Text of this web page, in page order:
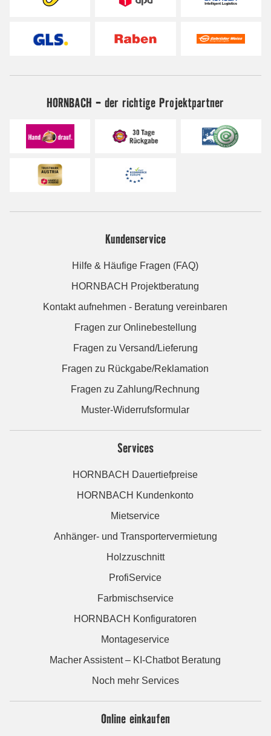
HORNBACH - der richtige Projektpartner
Kundenservice
Hilfe & Häufige Fragen (FAQ)
HORNBACH Projektberatung
Kontakt aufnehmen - Beratung vereinbaren
Fragen zur Onlinebestellung
Fragen zu Versand/Lieferung
Fragen zu Rückgabe/Reklamation
Fragen zu Zahlung/Rechnung
Muster-Widerrufsformular
Services
HORNBACH Dauertiefpreise
HORNBACH Kundenkonto
Mietservice
Anhänger- und Transportervermietung
Holzzuschnitt
ProfiService
Farbmischservice
HORNBACH Konfiguratoren
Montageservice
Macher Assistent – KI-Chatbot Beratung
Noch mehr Services
Online einkaufen